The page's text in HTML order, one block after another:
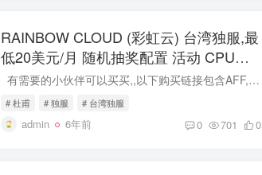
RAINBOW CLOUD (彩虹云) 台湾独服,最
低20美元/月 随机抽奖配置 活动 CPU：
e3-12xx随机发货 内存：8G或16G随机发
货
有需要的小伙伴可以买买,,以下购买链接包含AFF,不喜可自行去掉. 带宽都是10M上传/20M下载... 提示: 本優惠代碼只適用於新客戶 . 无法使用老账号购买! 無退款須知 : 我已經知曉...
# 杜甫 # 独服 # 台湾独服
admin 6年前 0 701 0